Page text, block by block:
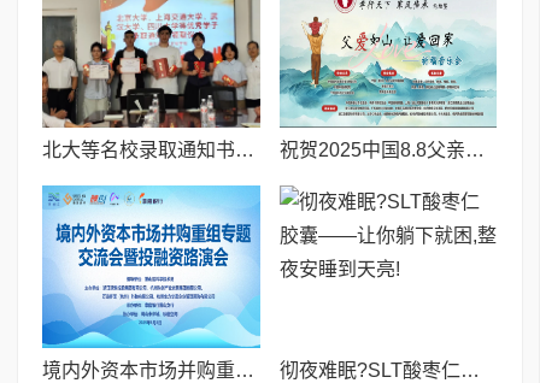
北大等名校录取通知书送达仪式在喀什市特区实验学校暖心举行 祝贺2025中国8.8父亲节“孝行天下家风传承”论坛暨祈福音乐会圆满成功
境内外资本市场并购重组专题交流会暨投融资路演会 深度解析驱动企业资本战略升级 彻夜难眠?SLT酸枣仁胶囊——让你躺下就困,整夜安睡到天亮!